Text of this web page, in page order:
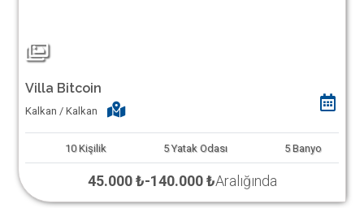
Villa Bitcoin
Kalkan / Kalkan
10 Kişilik 5 Yatak Odası 5 Banyo
45.000 ₺-140.000 ₺Aralığında